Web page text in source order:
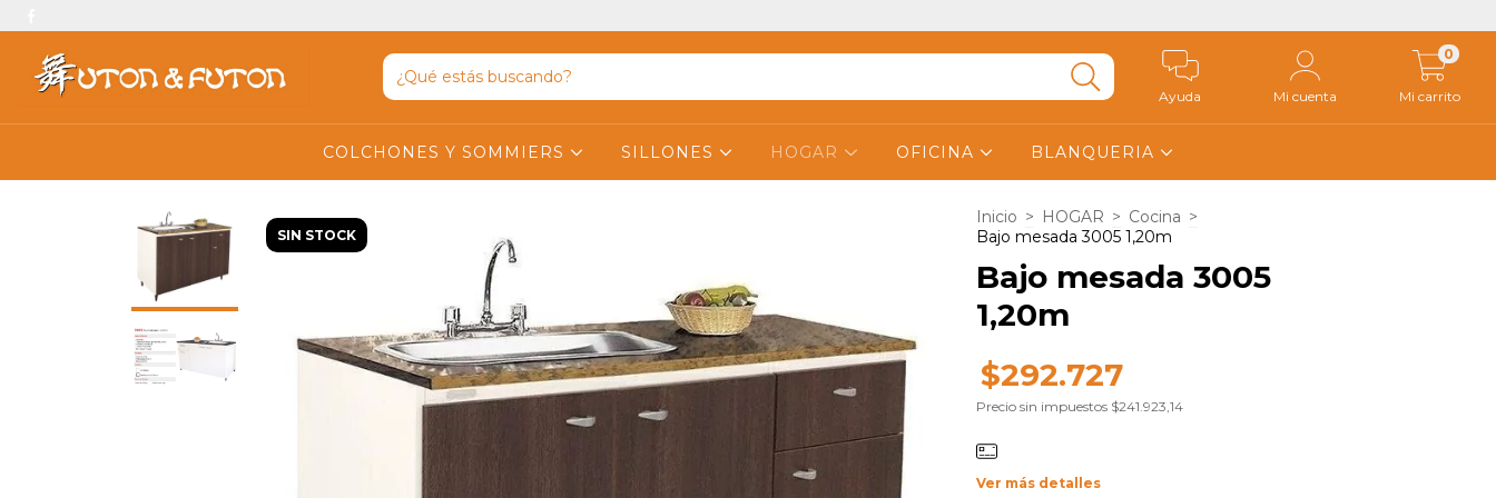
Ayuda Mi cuenta Mi carrito
0
COLCHONES Y SOMMIERS SILLONES HOGAR OFICINA BLANQUERIA
SIN STOCK
Inicio > HOGAR > Cocina >
Bajo mesada 3005 1,20m
Bajo mesada 3005
1,20m
$292.727
Precio sin impuestos $241.923,14
Ver más detalles